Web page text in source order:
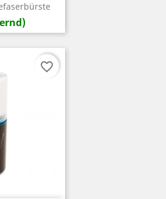
favorite_border